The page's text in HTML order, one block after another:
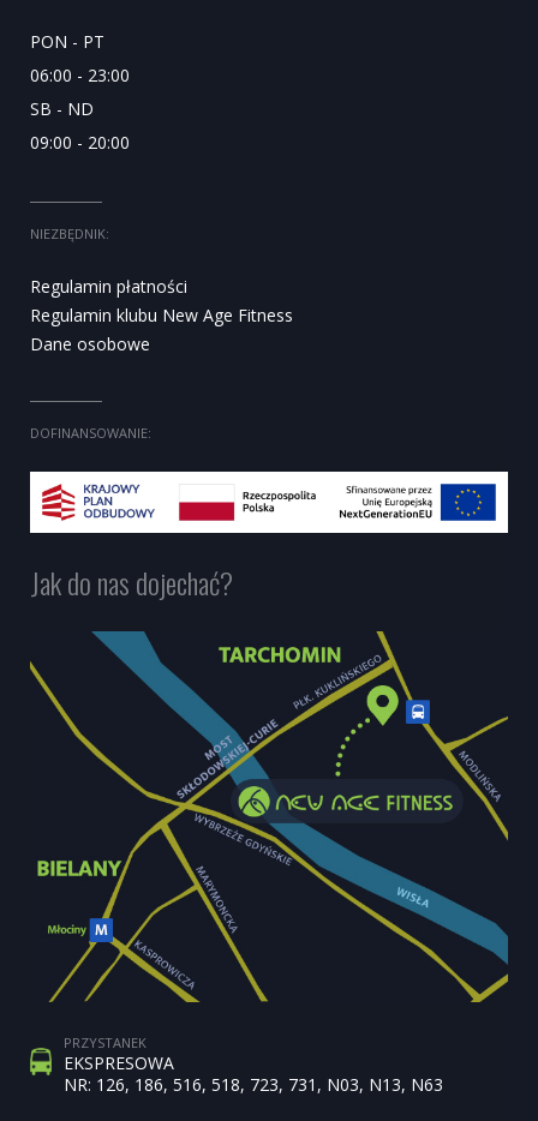
PON - PT
06:00 - 23:00
SB - ND
09:00 - 20:00
NIEZBĘDNIK:
Regulamin płatności
Regulamin klubu New Age Fitness
Dane osobowe
DOFINANSOWANIE:
Jak do nas dojechać?
PRZYSTANEK
EKSPRESOWA
NR: 126, 186, 516, 518, 723, 731, N03, N13, N63